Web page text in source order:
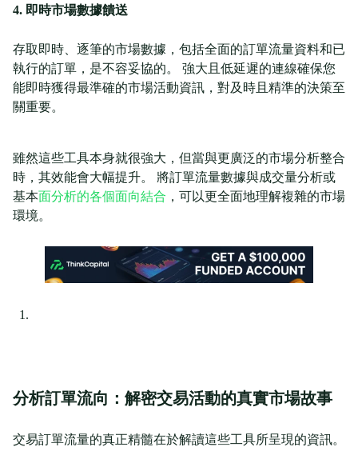
4. 即時市場數據饋送
存取即時、逐筆的市場數據，包括全面的訂單流量資料和已
執行的訂單，是不容妥協的。 強大且低延遲的連線確保您
能即時獲得最準確的市場活動資訊，對及時且精準的決策至
關重要。
雖然這些工具本身就很強大，但當與更廣泛的市場分析整合
時，其效能會大幅提升。 將訂單流量數據與成交量分析或
基本面分析的各個面向結合 ，可以更全面地理解複雜的市場
環境。
分析訂單流向：解密交易活動的真實市場故事
交易訂單流量的真正精髓在於解讀這些工具所呈現的資訊。